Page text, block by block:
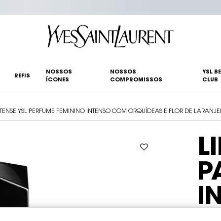
REFIS
NOSSOS
ÍCONES
NOSSOS
COMPROMISSOS
YSL
CLUB
YSL PERFUME FEMININO INTENSO COM ORQUÍDEAS E FLOR DE